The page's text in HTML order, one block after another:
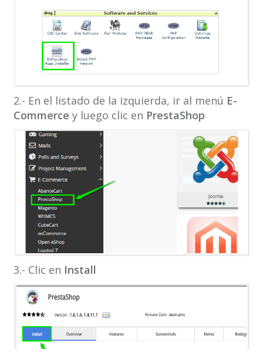
2.- En el listado de la izquierda, ir al menú E-
Commerce y luego clic en PrestaShop
3.- Clic en Install